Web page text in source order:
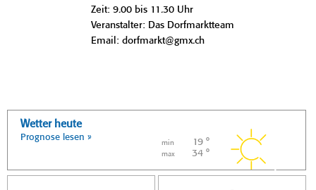
Zeit: 9.00 bis 11.30 Uhr
Veranstalter: Das Dorfmarktteam
Email: dorfmarkt@gmx.ch
Wetter heute
Prognose lesen »
min 19 °
max 34 °